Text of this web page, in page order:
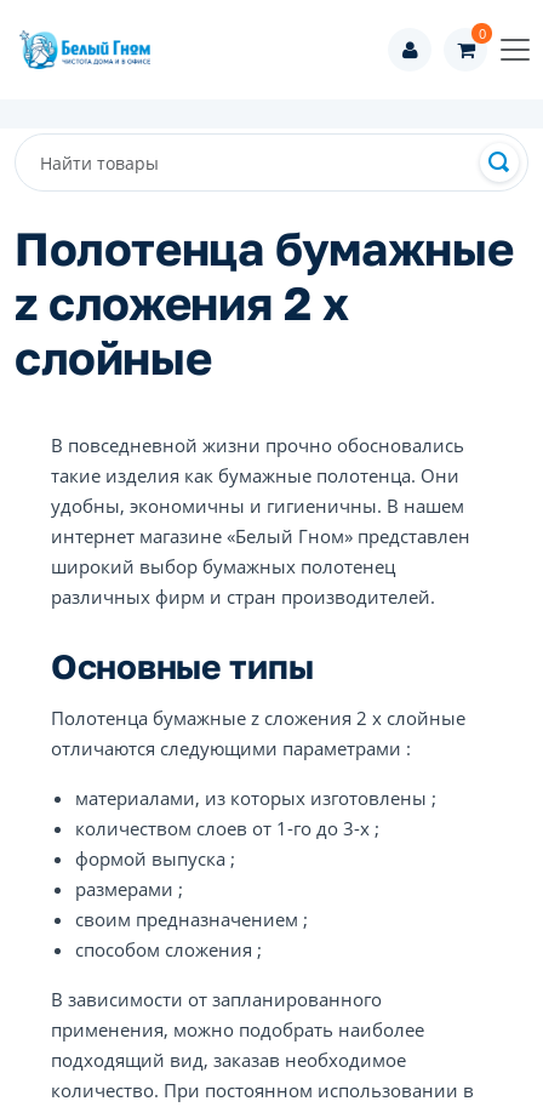
0
Полотенца бумажные
z сложения 2 х
слойные
В повседневной жизни прочно обосновались
такие изделия как бумажные полотенца. Они
удобны, экономичны и гигиеничны. В нашем
интернет магазине «Белый Гном» представлен
широкий выбор бумажных полотенец
различных фирм и стран производителей.
Основные типы
Полотенца бумажные z сложения 2 х слойные
отличаются следующими параметрами :
материалами, из которых изготовлены ;
количеством слоев от 1-го до 3-х ;
формой выпуска ;
размерами ;
своим предназначением ;
способом сложения ;
В зависимости от запланированного
применения, можно подобрать наиболее
подходящий вид, заказав необходимое
количество. При постоянном использовании в